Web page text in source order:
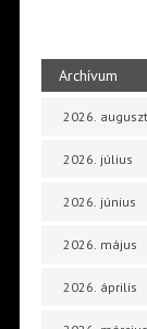
Archívum
2026.
2026. július
2026. június
2026. május
2026. április